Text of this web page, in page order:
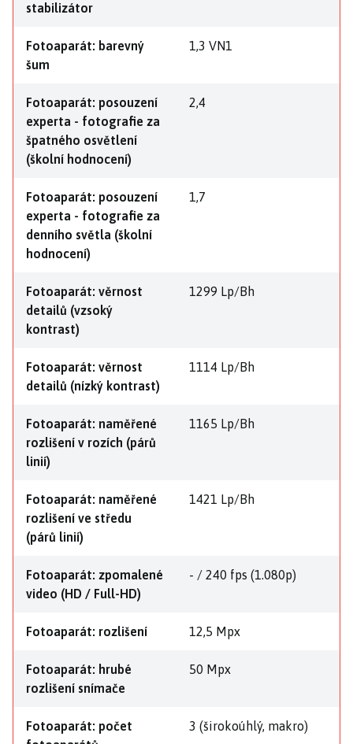
stabilizátor
Fotoaparát: barevný
šum
1,3 VN1
Fotoaparát: posouzení
experta - fotografie za
špatného osvětlení
(školní hodnocení)
2,4
Fotoaparát: posouzení
experta - fotografie za
denního světla (školní
hodnocení)
1,7
Fotoaparát: věrnost
detailů (vzsoký
kontrast)
1299 Lp/Bh
Fotoaparát: věrnost
detailů (nízký kontrast)
1114 Lp/Bh
Fotoaparát: naměřené
rozlišení v rozích (párů
linií)
1165 Lp/Bh
Fotoaparát: naměřené
rozlišení ve středu
(párů linií)
1421 Lp/Bh
Fotoaparát: zpomalené
video (HD / Full-HD)
- / 240 fps (1.080p)
Fotoaparát: rozlišení 12,5 Mpx
Fotoaparát: hrubé
rozlišení snímače
50 Mpx
Fotoaparát: počet
3 (širokoúhlý, makro)